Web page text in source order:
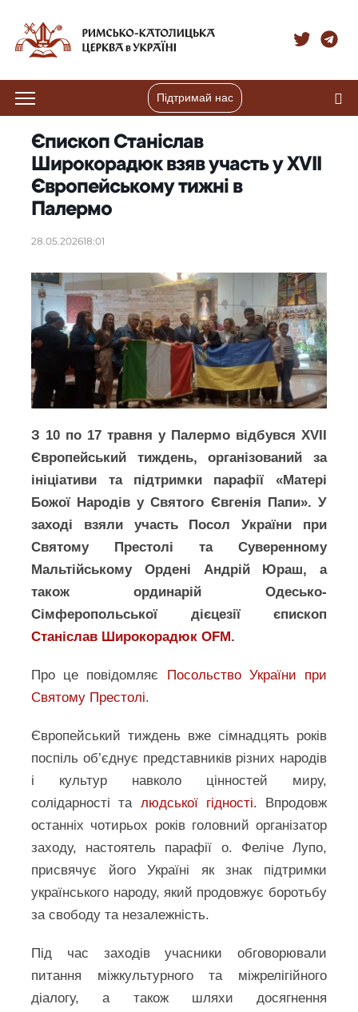
Підтримай нас
Єпископ Станіслав
Широкорадюк взяв участь у XVII
Європейському тижні в
Палермо
28.05.202618:01
З 10 по 17 травня у Палермо відбувся XVII
Європейський тиждень, організований за
ініціативи та підтримки парафії «Матері
Божої Народів у Святого Євгенія Папи». У
заході взяли участь Посол України при
Святому Престолі та Суверенному
Мальтійському Ордені Андрій Юраш, а
також ординарій Одесько-
Сімферопольської дієцезії єпископ
Станіслав Широкорадюк OFM.
Про це повідомляє Посольство України при
Святому Престолі.
Європейський тиждень вже сімнадцять років
поспіль об’єднує представників різних народів
і культур навколо цінностей миру,
солідарності та людської гідності. Впродовж
останніх чотирьох років головний організатор
заходу, настоятель парафії о. Феліче Лупо,
присвячує його Україні як знак підтримки
українського народу, який продовжує боротьбу
за свободу та незалежність.
Під час заходів учасники обговорювали
питання міжкультурного та міжрелігійного
діалогу, а також шляхи досягнення